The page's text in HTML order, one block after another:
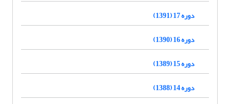
دوره 17 (1391)
دوره 16 (1390)
دوره 15 (1389)
دوره 14 (1388)